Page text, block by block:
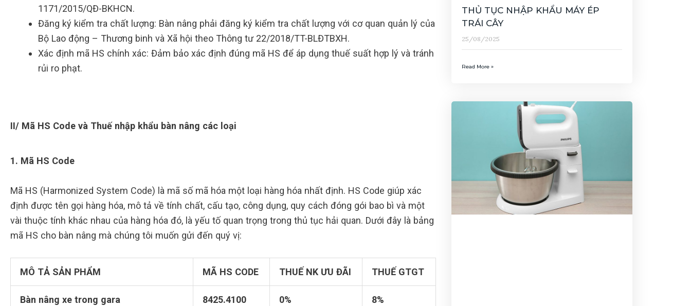
1171/2015/QĐ-BKHCN.
Đăng ký kiểm tra chất lượng: Bàn nâng phải đăng ký kiểm tra chất lượng với cơ quan quản lý của
Bộ Lao động – Thương binh và Xã hội theo Thông tư 22/2018/TT-BLĐTBXH.
Xác định mã HS chính xác: Đảm bảo xác định đúng mã HS để áp dụng thuế suất hợp lý và tránh
rủi ro phạt.
II/ Mã HS Code và Thuế nhập khẩu bàn nâng các loại
1. Mã HS Code
Mã HS (Harmonized System Code) là mã số mã hóa một loại hàng hóa nhất định. HS Code giúp xác
định được tên gọi hàng hóa, mô tả về tính chất, cấu tạo, công dụng, quy cách đóng gói bao bì và một
vài thuộc tính khác nhau của hàng hóa đó, là yếu tố quan trọng trong thủ tục hải quan. Dưới đây là bảng
mã HS cho bàn nâng mà chúng tôi muốn gửi đến quý vị:
MÔ TẢ SẢN PHẨM MÃ HS CODE THUẾ NK ƯU ĐÃI THUẾ GTGT
Bàn nâng xe trong gara 8425.4100 0% 8%
THỦ TỤC NHẬP KHẨU MÁY ÉP
TRÁI CÂY
25/08/2025
Read More »